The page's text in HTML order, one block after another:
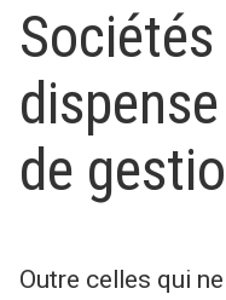
de
Outre celles qui